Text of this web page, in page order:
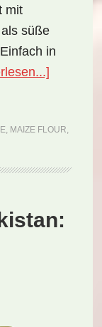
mit
süße
in
(Rezept)
, MAIZE FLOUR,